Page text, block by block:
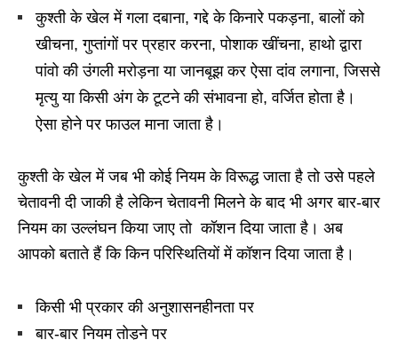
कुश्ती के खेल में गला दबाना, गद्दे के किनारे पकड़ना, बालों को
खीचना, गुप्तांगों पर प्रहार करना, पोशाक खींचना, हाथो द्वारा
पांवो की उंगली मरोड़ना या जानबूझ कर ऐसा दांव लगाना, जिससे
मृत्यु या किसी अंग के टूटने की संभावना हो, वर्जित होता है।
ऐसा होने पर फाउल माना जाता है।
कुश्ती के खेल में जब भी कोई नियम के विरूद्ध जाता है तो उसे पहले
चेतावनी दी जाकी है लेकिन चेतावनी मिलने के बाद भी अगर बार-बार
नियम का उल्लंघन किया जाए तो कॉशन दिया जाता है। अब
आपको बताते हैं कि किन परिस्थितियों में कॉशन दिया जाता है।
किसी भी प्रकार की अनुशासनहीनता पर
बार-बार नियम तोड़ने पर